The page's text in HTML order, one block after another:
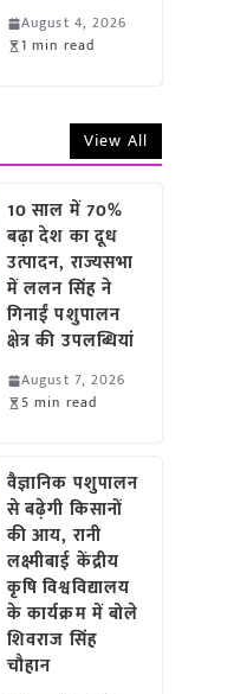
August 4, 2026
1 min read
View All
10 साल में 70%
बढ़ा देश का दूध
उत्पादन, राज्यसभा
में ललन सिंह ने
गिनाईं पशुपालन
क्षेत्र की उपलब्धियां
August 7, 2026
5 min read
वैज्ञानिक पशुपालन
से बढ़ेगी किसानों
की आय, रानी
लक्ष्मीबाई केंद्रीय
कृषि विश्वविद्यालय
के कार्यक्रम में बोले
शिवराज सिंह
चौहान